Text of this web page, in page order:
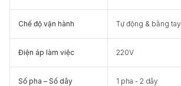
Chế độ vận hành Tự động & bằng tay
Điện áp làm việc 220V
Số pha – Số dây 1 pha - 2 dây